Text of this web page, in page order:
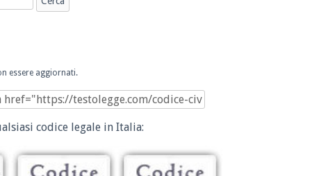
essere aggiornati.
codice legale in Italia: